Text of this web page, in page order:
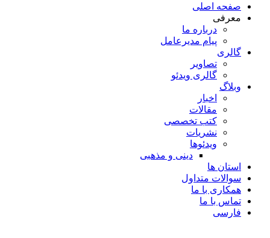
صفحه اصلی
معرفی
درباره ما
پیام مدیرعامل
گالری
تصاویر
گالری ویدئو
وبلاگ
اخبار
مقالات
کتب تخصصی
نشریات
ویدئوها
دینی و مذهبی
استان ها
سوالات متداول
همکاری با ما
تماس با ما
فارسی